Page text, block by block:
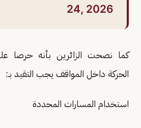
24, 2026
كما نصحت الزائرين بأنه حرصا
الحركة داخل المواقف يجب التقيد بـ:
استخدام المسارات المحددة